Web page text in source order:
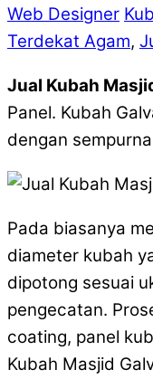
Web Designer
Terdekat Agam,
Jual Kubah
Panel. Kubah
dengan
Pada biasanya
diameter kubah
dipotong sesuai
pengecatan.
coating, panel
Kubah Masjid